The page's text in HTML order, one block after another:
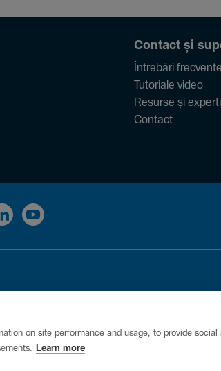
Contact și
Întrebări
Tutoriale video
Resurse și
Contact
on site performance and usage, to provide social
Learn more